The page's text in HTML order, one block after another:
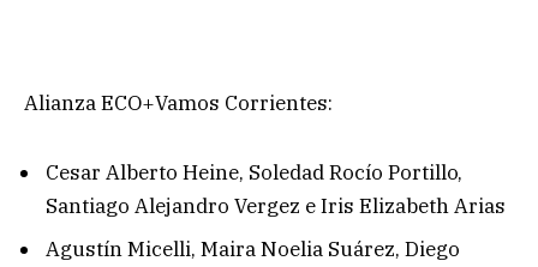
Alianza ECO+Vamos Corrientes:
Cesar Alberto Heine, Soledad Rocío Portillo,
Santiago Alejandro Vergez e Iris Elizabeth Arias
Agustín Micelli, Maira Noelia Suárez, Diego